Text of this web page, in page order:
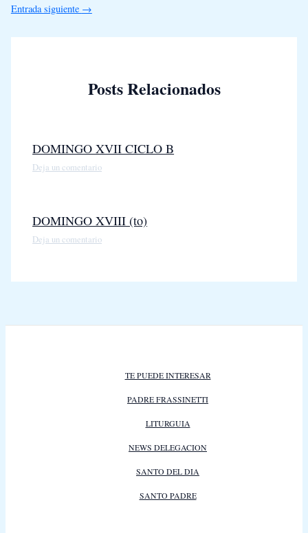
Entrada siguiente →
Posts Relacionados
DOMINGO XVII CICLO B
Deja un comentario
DOMINGO XVIII (to)
Deja un comentario
TE PUEDE INTERESAR
PADRE FRASSINETTI
LITURGUIA
NEWS DELEGACION
SANTO DEL DIA
SANTO PADRE